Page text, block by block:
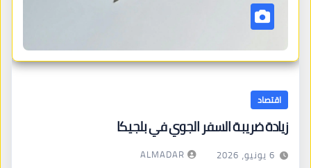
اقتصاد
زيادة ضريبة السفر الجوي في بلجيكا
6 يونيو، 2026 ALMADAR